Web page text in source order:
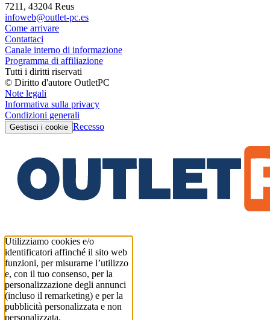
7211, 43204 Reus
infoweb@outlet-pc.es
Come arrivare
Contattaci
Canale interno di informazione
Programma di affiliazione
Tutti i diritti riservati
© Diritto d'autore OutletPC
Note legali
Informativa sulla privacy
Condizioni generali
Gestisci i cookie Recesso
Utilizziamo cookies e/o
identificatori affinché il sito web
funzioni, per misurarne l’utilizzo
e, con il tuo consenso, per la
personalizzazione degli annunci
(incluso il remarketing) e per la
pubblicità personalizzata e non
personalizzata.